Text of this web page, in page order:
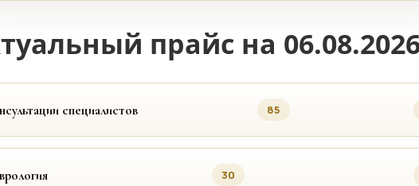
прайс на
специалистов 85
30